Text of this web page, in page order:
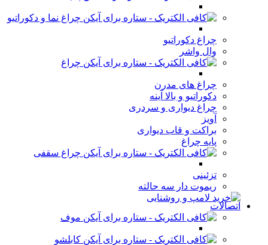
چراغ نما و دکوراتیو
چراغ دکوراتیو
وال واشر
چراغ
چراغ های مدرن
دکوراتیو و بالا آینه
چراغ دیواری و سردری
آویز
براکت و قاب دیواری
پایه چراغ
چراغ سقفی
تزئینی
ریموت دار سه حالته
اتصالات
موف
کابلشو